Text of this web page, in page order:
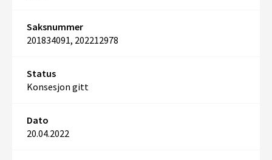
Saksnummer
201834091, 202212978
Status
Konsesjon gitt
Dato
20.04.2022